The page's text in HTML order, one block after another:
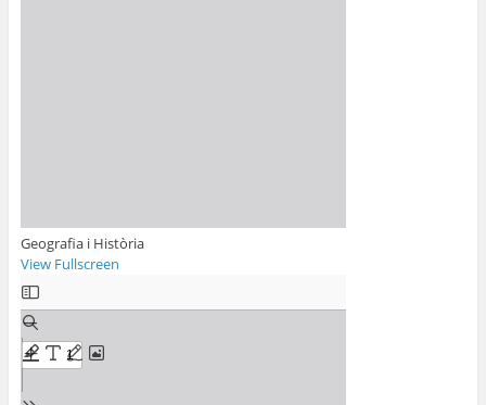
Geografia i Història
View Fullscreen